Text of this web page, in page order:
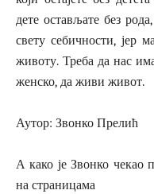
дете остављате без
свету себичности, јер
животу. Треба да нас
женско, да живи живот.
Аутор: Звонко Прелић
А како је Звонко чекао
на страницама